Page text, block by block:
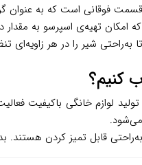
فوقانی است که به عنوان
امکان تهیه‌ی اسپرسو به مقدار
شیر را در هر زاویه‌ای
لوازم خانگی باکیفیت
قابل تمیز کردن